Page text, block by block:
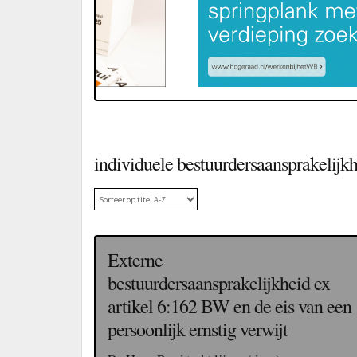
individuele
Externe
bestuurdersaansprakelijkheid ex
artikel 6:162 BW en de eis van een
persoonlijk ernstig verwijt